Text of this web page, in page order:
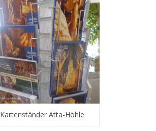
Kartenständer Atta-Höhle